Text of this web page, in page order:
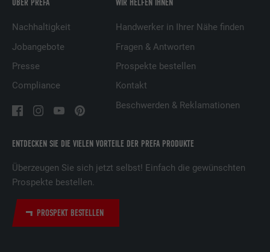
ENTDECKEN SIE DIE VIELEN VORTEILE DER PREFA PRODUKTE
Überzeugen Sie sich jetzt selbst! Einfach die gewünschten
Prospekte bestellen.
PROSPEKT BESTELLEN
ÜBER PREFA
Nachhaltigkeit
Jobangebote
Presse
Compliance
WIR HELFEN IHNEN
Handwerker in Ihrer Nähe finden
Fragen & Antworten
Prospekte bestellen
Kontakt
Beschwerden & Reklamationen
Name
Laufzeit
LinkedIn für die Verfolgung der
Dienstleistungen.
Name lissc